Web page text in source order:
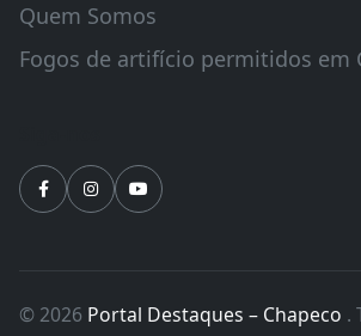
Quem Somos
Fogos de artifício permitidos em
© 2026 Portal Destaques – Chapeco .